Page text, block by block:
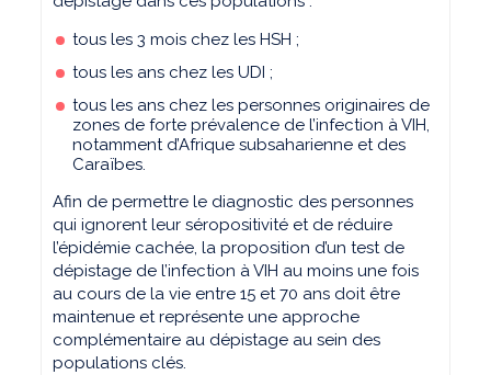
tous les 3 mois chez les HSH ;
tous les ans chez les UDI ;
tous les ans chez les personnes originaires de
zones de forte prévalence de l’infection à VIH,
notamment d’Afrique subsaharienne et des
Caraïbes.
Afin de permettre le diagnostic des personnes
qui ignorent leur séropositivité et de réduire
l’épidémie cachée, la proposi­tion d’un test de
dépistage de l’infection à VIH au moins une fois
au cours de la vie entre 15 et 70 ans doit être
maintenue et représente une approche
complémentaire au dépistage au sein des
populations clés.